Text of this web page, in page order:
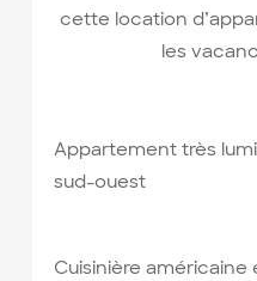
cette location
les
Appartement très
sud-ouest
Cuisinière